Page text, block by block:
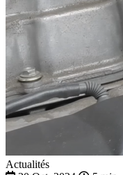
Actualités